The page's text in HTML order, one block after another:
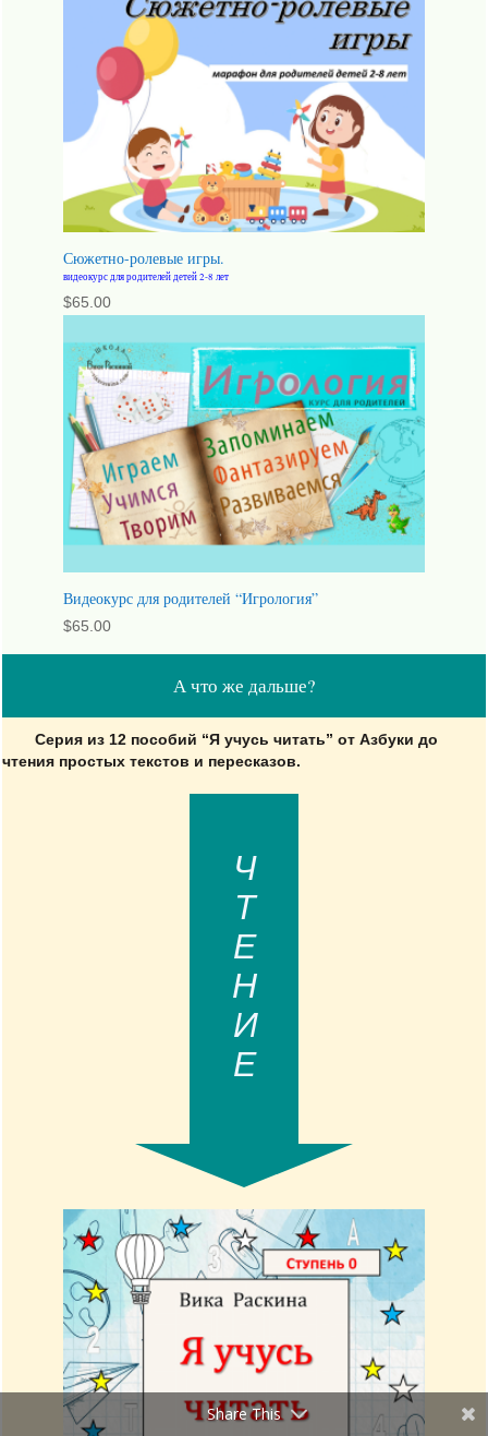
Сюжетно-ролевые игры.
видеокурс для родителей детей 2-8 лет
$65.00
Видеокурс для родителей “Игрология”
$65.00
А что же дальше?
Серия из 12 пособий “Я учусь читать” от Азбуки до
чтения простых текстов и пересказов.
ЧТЕНИЕ
Share This